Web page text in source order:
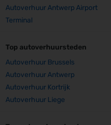
Autoverhuur Antwerp Airport
Terminal
Top autoverhuursteden
Autoverhuur Brussels
Autoverhuur Antwerp
Autoverhuur Kortrijk
Autoverhuur Liege